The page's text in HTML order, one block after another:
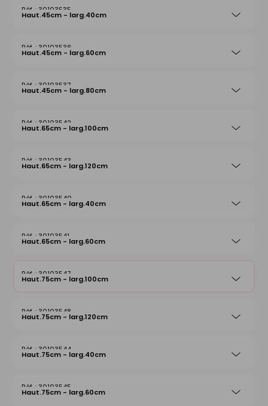
30103535
Haut.45cm - larg.40cm
30103536
Haut.45cm - larg.60cm
30103537
Haut.45cm - larg.80cm
30103542
Haut.65cm - larg.100cm
30103543
Haut.65cm - larg.120cm
30103540
Haut.65cm - larg.40cm
30103541
Haut.65cm - larg.60cm
30103547
Haut.75cm - larg.100cm
30103548
Haut.75cm - larg.120cm
30103544
Haut.75cm - larg.40cm
30103545
Haut.75cm - larg.60cm